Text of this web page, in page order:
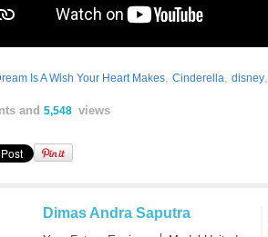
Is A Wish Your Heart Makes, Cinderella, disney,
and 5,548 views
Dimas Andra Saputra